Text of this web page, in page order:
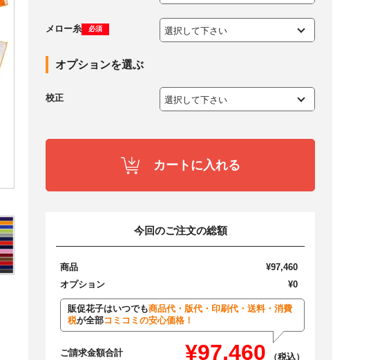
メロー糸 必須
オプションを選ぶ
校正
カートに入れる
今回のご注文の総額
商品
¥97,460
オプション
¥0
販促花子はいつでも商品代・版代・印刷代・送料・消費
税が全部コミコミの安心価格！
ご請求金額合計 ¥97,460
（税込）